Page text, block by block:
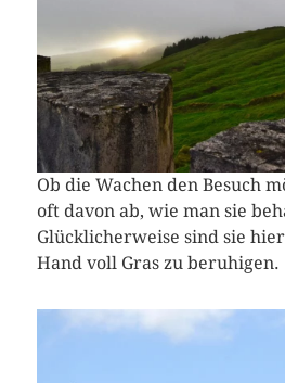
Ob die Wachen den Besuch
oft davon ab, wie man sie
Glücklicherweise sind sie
Hand voll Gras zu beruhigen.